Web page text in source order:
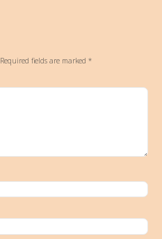
Required fields are marked *